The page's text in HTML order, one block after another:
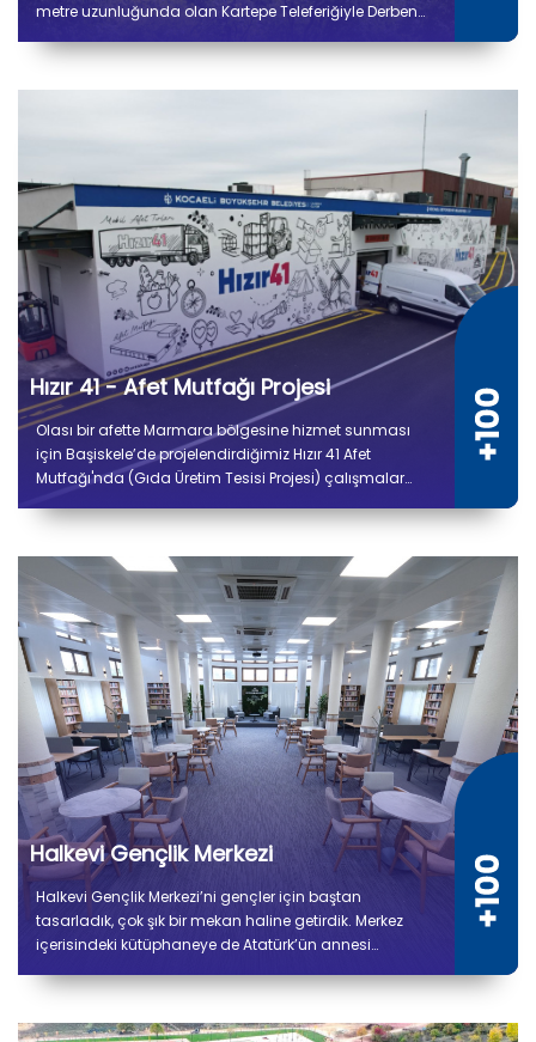
metre uzunluğunda olan Kartepe Teleferiğiyle Derbent
Hızır 41 - Afet Mutfağı Projesi
Olası bir afette Marmara bölgesine hizmet sunması
için Başiskele’de projelendirdiğimiz Hızır 41 Afet
Mutfağı'nda (Gıda Üretim Tesisi Projesi) çalışmalar
tesiste kuru ve soğuk depo alanları, gıda hazırlık,
Halkevi Gençlik Merkezi
Halkevi Gençlik Merkezi’ni gençler için baştan
tasarladık, çok şık bir mekan haline getirdik. Merkez
içerisindeki kütüphaneye de Atatürk’ün annesi